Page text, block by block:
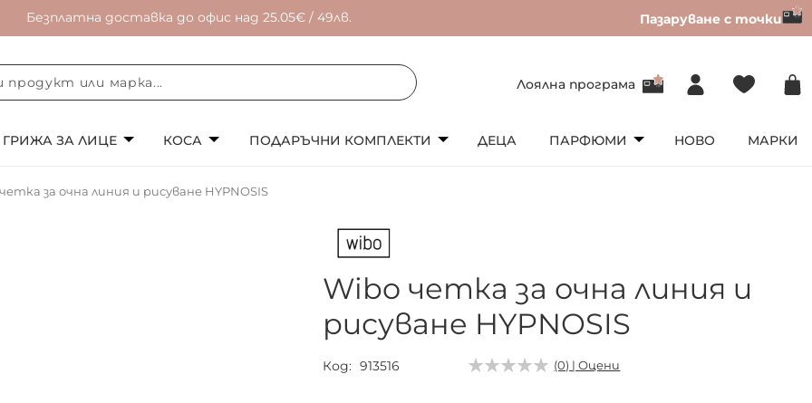
Безплатна доставка до офис над 25.05€ / 49лв. Пазаруване с точки
Лоялна програма
ГРИЖА ЗА ЛИЦЕ КОСА ПОДАРЪЧНИ КОМПЛЕКТИ ДЕЦА ПАРФЮМИ НОВО МАРКИ
за очна линия и рисуване HYPNOSIS
Wibo четка за очна линия и
рисуване HYPNOSIS
Код 913516 (0) | Оцени